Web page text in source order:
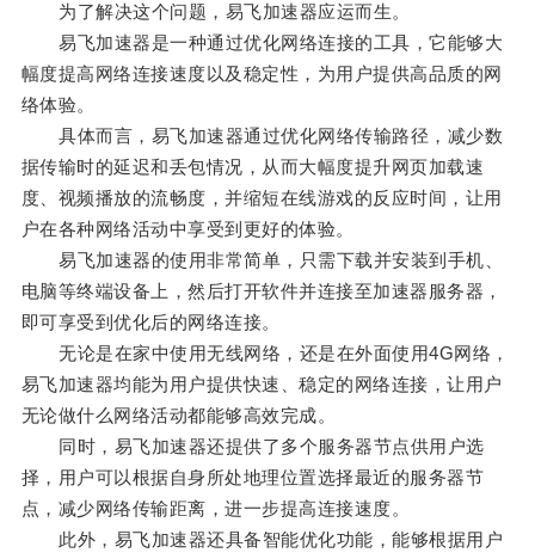
为了解决这个问题，易飞加速器应运而生。
易飞加速器是一种通过优化网络连接的工具，它能够大
幅度提高网络连接速度以及稳定性，为用户提供高品质的网
络体验。
具体而言，易飞加速器通过优化网络传输路径，减少数
据传输时的延迟和丢包情况，从而大幅度提升网页加载速
度、视频播放的流畅度，并缩短在线游戏的反应时间，让用
户在各种网络活动中享受到更好的体验。
易飞加速器的使用非常简单，只需下载并安装到手机、
电脑等终端设备上，然后打开软件并连接至加速器服务器，
即可享受到优化后的网络连接。
无论是在家中使用无线网络，还是在外面使用4G网络，
易飞加速器均能为用户提供快速、稳定的网络连接，让用户
无论做什么网络活动都能够高效完成。
同时，易飞加速器还提供了多个服务器节点供用户选
择，用户可以根据自身所处地理位置选择最近的服务器节
点，减少网络传输距离，进一步提高连接速度。
此外，易飞加速器还具备智能优化功能，能够根据用户